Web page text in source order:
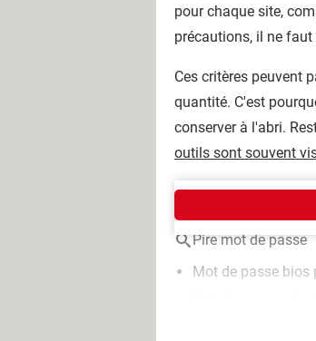
pour chaque site,
précautions, il ne
Ces critères peuvent
quantité. C'est
conserver à l'abri.
outils sont souvent
Pire mot de passe
Mot de passe bios